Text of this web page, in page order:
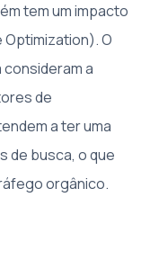
tem um impacto
Optimization). O
a
de
a ter uma
de busca, o que
orgânico.